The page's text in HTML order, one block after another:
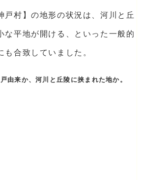
戸村】の地形の状況は、河川と丘
な平地が開ける、といった一般的
も合致していました。
由来か、河川と丘陵に挟まれた地か。